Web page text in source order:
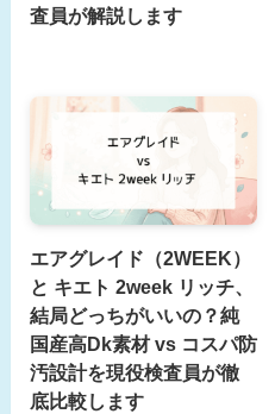
査員が解説します
エアグレイド（2WEEK）
と キエト 2week リッチ、
結局どっちがいいの？純
国産高Dk素材 vs コスパ防
汚設計を現役検査員が徹
底比較します